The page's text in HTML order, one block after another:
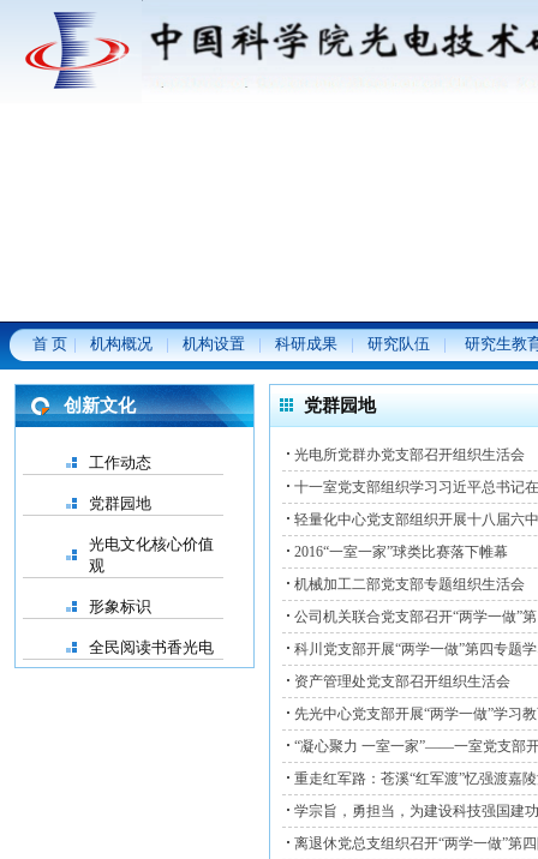
首 页 机构概况 机构设置 科研成果 研究队伍 研究生教
创新文化
工作动态
党群园地
光电文化核心价值
观
形象标识
全民阅读书香光电
党群园地
光电所党群办党支部召开组织生活会
十一室党支部组织学习习近平总书记
轻量化中心党支部组织开展十八届六
2016“一室一家”球类比赛落下帷幕
机械加工二部党支部专题组织生活会
公司机关联合党支部召开“两学一做”
科川党支部开展“两学一做”第四专题
资产管理处党支部召开组织生活会
先光中心党支部开展“两学一做”学习
“凝心聚力 一室一家”——一室党支部
重走红军路：苍溪“红军渡”忆强渡嘉
学宗旨，勇担当，为建设科技强国建
离退休党总支组织召开“两学一做”第